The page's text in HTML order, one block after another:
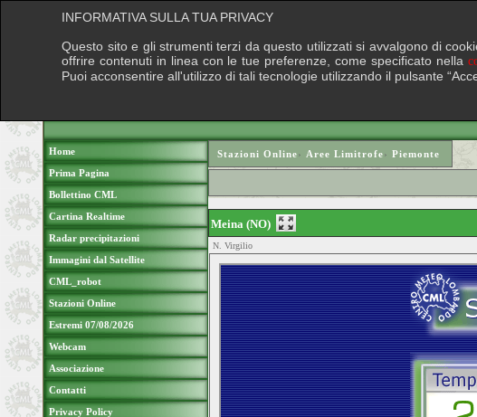
Home
Prima Pagina
Bollettino CML
Cartina Realtime
Radar precipitazioni
Immagini dal Satellite
CML_robot
Stazioni Online
Estremi 07/08/2026
Webcam
Associazione
Contatti
Privacy Policy
Stazioni Online› Aree Limitrofe› Piemonte
Meina (NO)
N. Virgilio
INFORMATIVA SULLA TUA PRIVACY
Questo sito e gli strumenti terzi da questo utilizzati si avvalgono di
offrire contenuti in linea con le tue preferenze, come specificato nella
Puoi acconsentire all'utilizzo di tali tecnologie utilizzando il pulsante